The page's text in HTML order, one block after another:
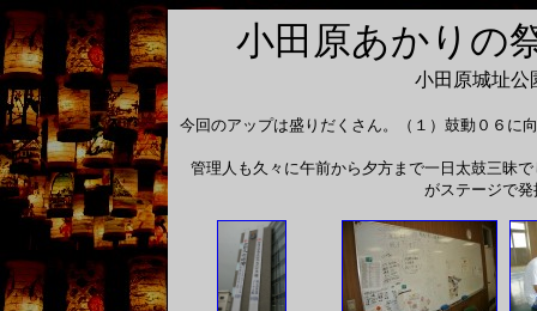
小田原あかりの
小田原城址
今回のアップは盛りだくさん。（１）鼓動０６
管理人も久々に午前から夕方まで一日太鼓三昧
がステージで